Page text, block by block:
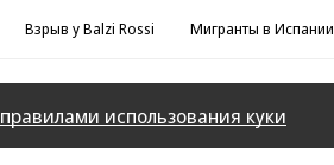
Взрыв у Balzi Rossi Мигранты в Испании
правилами использования куки